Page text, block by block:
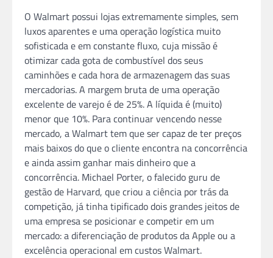
O Walmart possui lojas extremamente simples, sem
luxos aparentes e uma operação logística muito
sofisticada e em constante fluxo, cuja missão é
otimizar cada gota de combustível dos seus
caminhões e cada hora de armazenagem das suas
mercadorias. A margem bruta de uma operação
excelente de varejo é de 25%. A líquida é (muito)
menor que 10%. Para continuar vencendo nesse
mercado, a Walmart tem que ser capaz de ter preços
mais baixos do que o cliente encontra na concorrência
e ainda assim ganhar mais dinheiro que a
concorrência. Michael Porter, o falecido guru de
gestão de Harvard, que criou a ciência por trás da
competição, já tinha tipificado dois grandes jeitos de
uma empresa se posicionar e competir em um
mercado: a diferenciação de produtos da Apple ou a
excelência operacional em custos Walmart.